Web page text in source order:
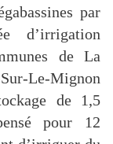
par
d’irrigation
de La
Le-Mignon
de 1,5
pour 12